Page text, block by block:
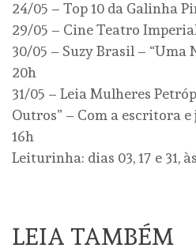
24/05 – Top 10 da Galinha
29/05 – Cine Teatro
30/05 – Suzy Brasil –
20h
31/05 – Leia Mulheres
Outros” – Com a escritora
16h
Leiturinha: dias 03, 17 e 31,
LEIA TAMBÉM